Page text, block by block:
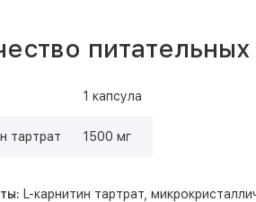
1 капсула
тартрат 1500 мг
L-карнитин тартрат,